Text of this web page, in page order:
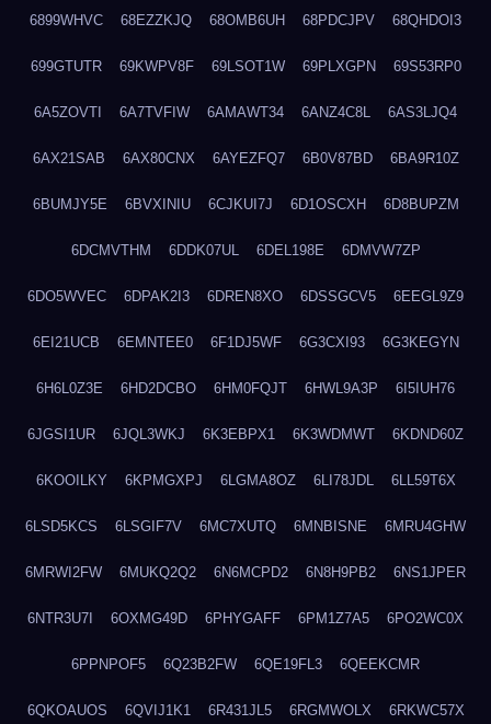
6899WHVC 68EZZKJQ 68OMB6UH 68PDCJPV 68QHDOI3
699GTUTR 69KWPV8F 69LSOT1W 69PLXGPN 69S53RP0
6A5ZOVTI 6A7TVFIW 6AMAWT34 6ANZ4C8L 6AS3LJQ4
6AX21SAB 6AX80CNX 6AYEZFQ7 6B0V87BD 6BA9R10Z
6BUMJY5E 6BVXINIU 6CJKUI7J 6D1OSCXH 6D8BUPZM
6DCMVTHM 6DDK07UL 6DEL198E 6DMVW7ZP
6DO5WVEC 6DPAK2I3 6DREN8XO 6DSSGCV5 6EEGL9Z9
6EI21UCB 6EMNTEE0 6F1DJ5WF 6G3CXI93 6G3KEGYN
6H6L0Z3E 6HD2DCBO 6HM0FQJT 6HWL9A3P 6I5IUH76
6JGSI1UR 6JQL3WKJ 6K3EBPX1 6K3WDMWT 6KDND60Z
6KOOILKY 6KPMGXPJ 6LGMA8OZ 6LI78JDL 6LL59T6X
6LSD5KCS 6LSGIF7V 6MC7XUTQ 6MNBISNE 6MRU4GHW
6MRWI2FW 6MUKQ2Q2 6N6MCPD2 6N8H9PB2 6NS1JPER
6NTR3U7I 6OXMG49D 6PHYGAFF 6PM1Z7A5 6PO2WC0X
6PPNPOF5 6Q23B2FW 6QE19FL3 6QEEKCMR
6QKOAUOS 6QVIJ1K1 6R431JL5 6RGMWOLX 6RKWC57X